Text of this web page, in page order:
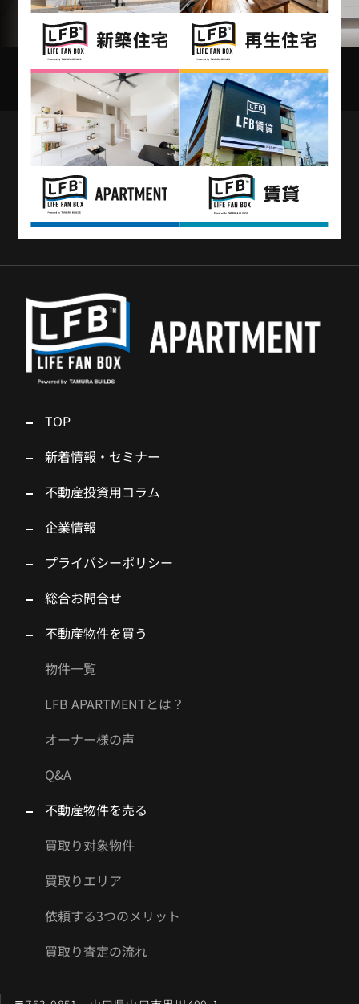
TOP
新着情報・セミナー
不動産投資用コラム
企業情報
プライバシーポリシー
総合お問合せ
不動産物件を買う
物件一覧
LFB APARTMENTとは？
オーナー様の声
Q&A
不動産物件を売る
買取り対象物件
買取りエリア
依頼する3つのメリット
買取り査定の流れ